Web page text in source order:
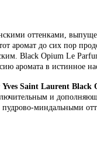
оттенками,
аромат до сих пор
Black Opium Le
аромата в истинное
Yves Saint Laurent Black
и
пудрово-